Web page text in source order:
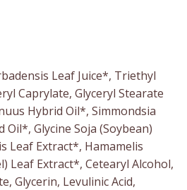
Leaf Juice*, Triethyl
Caprylate, Glyceryl Stearate
Hybrid Oil*, Simmondsia
Oil*, Glycine Soja (Soybean)
Leaf Extract*, Hamamelis
Leaf Extract*, Cetearyl Alcohol,
Glycerin, Levulinic Acid,